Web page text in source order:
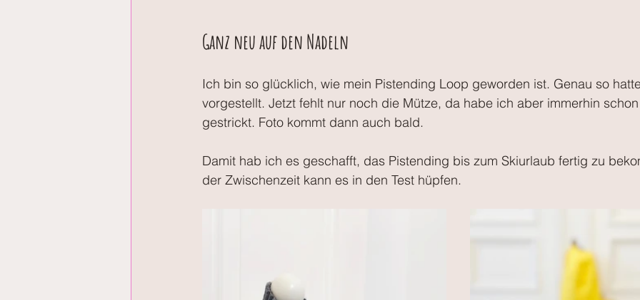
Ganz neu auf den Nadeln
Ich bin so glücklich, wie mein Pistending Loop geworden ist. Genau so
vorgestellt. Jetzt fehlt nur noch die Mütze, da habe ich aber immerhin
gestrickt. Foto kommt dann auch bald.
Damit hab ich es geschafft, das Pistending bis zum Skiurlaub fertig zu
der Zwischenzeit kann es in den Test hüpfen.